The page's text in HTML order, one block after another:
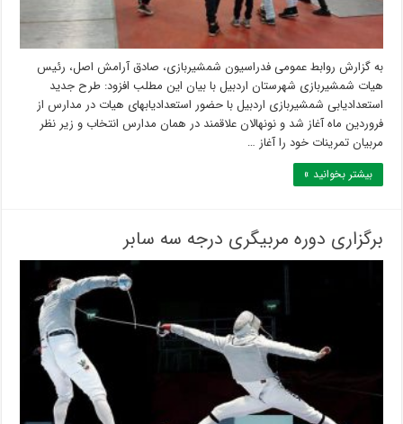
به گزارش روابط عمومی فدراسیون شمشیربازی، صادق آرامش اصل، رئیس
هیات شمشیربازی شهرستان اردبیل با بیان این مطلب افزود: طرح جدید
استعدادیابی شمشیربازی اردبیل با حضور استعدادیابهای هیات در مدارس از
فروردین ماه آغاز شد و نونهالان علاقمند در همان مدارس انتخاب و زیر نظر
مربیان تمرینات خود را آغاز …
بیشتر بخوانید »
برگزاری دوره مربیگری درجه سه سابر